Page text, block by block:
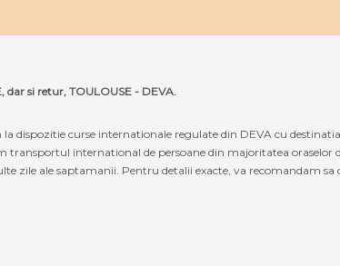
si retur, TOULOUSE - DEVA.
dispozitie curse internationale regulate din DEVA cu
transportul international de persoane din majoritatea oraselor
zile ale saptamanii. Pentru detalii exacte, va recomandam